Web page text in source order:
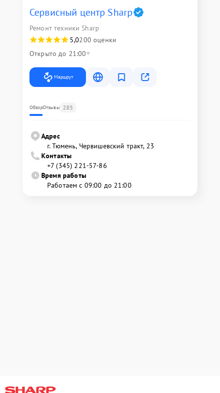
Сервисный центр Sharp
Ремонт техники Sharp
5,0200 оценки
Открыто до 21:00
Маршрут
ОбзорОтзывы 285
Адрес
г. Тюмень, ​Червишевский тракт, 23
Контакты
+7 (345) 221-57-86
Время работы
Работаем с 09:00 до 21:00